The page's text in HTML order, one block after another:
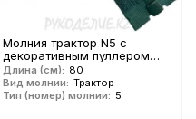
Молния трактор N5 с
декоративным пуллером
(80см)
Длина (см): 80
Вид молнии: Трактор
Тип (номер) молнии: 5